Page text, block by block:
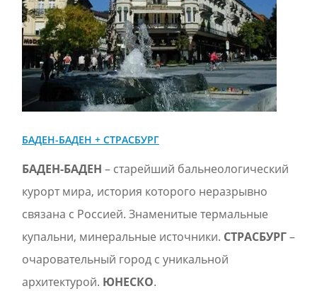
БАДЕН-БАДЕН + СТРАСБУРГ
БАДЕН-БАДЕН – старейший бальнеологический
курорт мира, история которого неразрывно
связана с Россиeй. Знаменитые термальные
купальни, минеральные источники. СТРАСБУРГ–
очаровательный город с уникальной
архитектурой. ЮНЕСКО.